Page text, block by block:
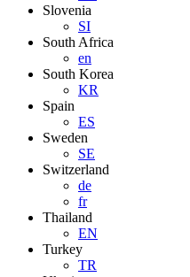
Slovenia
SI
South Africa
en
South Korea
KR
Spain
ES
Sweden
SE
Switzerland
de
fr
Thailand
EN
Turkey
TR